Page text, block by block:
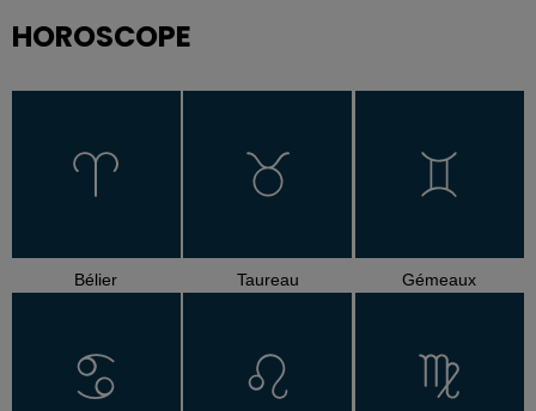
HOROSCOPE
Bélier Taureau Gémeaux